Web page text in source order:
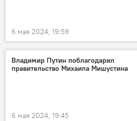
6 мая 2024, 19:59
Владимир Путин поблагодарил
правительство Михаила Мишустина
6 мая 2024, 19:45